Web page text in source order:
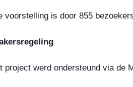
voorstelling is door 855
project werd ondersteund via de